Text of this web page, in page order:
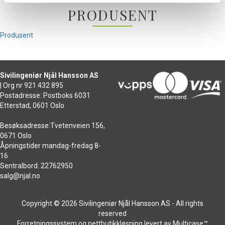
PRODUSENT
Produsent
Sivilingeniør Njål Hansson AS
| Org nr 921 432 895
Postadresse: Postboks 6031
Etterstad, 0601 Oslo
Besøksadresse:Tvetenveien 156,
0671 Oslo
Åpningstider mandag-fredag 8-
16
Sentralbord: 22762950
salg@njal.no
Copyright © 2026 Sivilingeniør Njål Hansson AS - All rights
reserved